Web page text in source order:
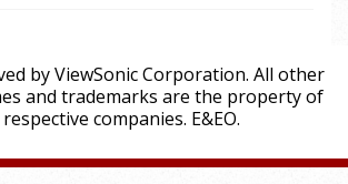
by ViewSonic Corporation. All other
and trademarks are the property of
companies. E&EO.